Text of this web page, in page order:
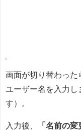
画面が切り替わった
ユーザー名を入力
す）。
入力後、 「名前の変